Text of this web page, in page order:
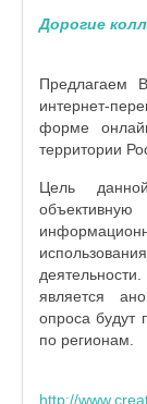
Дорогие
Предлагаем
интернет-
форме
территории
Цель
является
опроса будут
по регионам.
http://